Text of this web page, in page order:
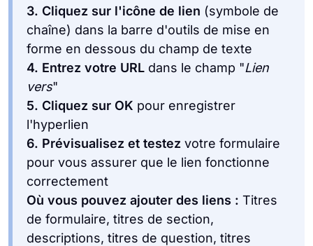
3. Cliquez sur l'icône de lien (symbole de
chaîne) dans la barre d'outils de mise en
forme en dessous du champ de texte
4. Entrez votre URL dans le champ "Lien
vers"
5. Cliquez sur OK pour enregistrer
l'hyperlien
6. Prévisualisez et testez votre formulaire
pour vous assurer que le lien fonctionne
correctement
Où vous pouvez ajouter des liens : Titres
de formulaire, titres de section,
descriptions, titres de question, titres